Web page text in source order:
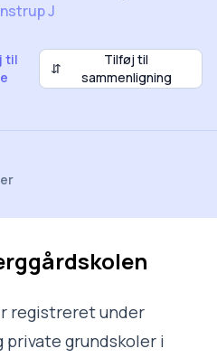
til
⇵
Tilføj til
sammenligning
J
registreret under
grundskoler i